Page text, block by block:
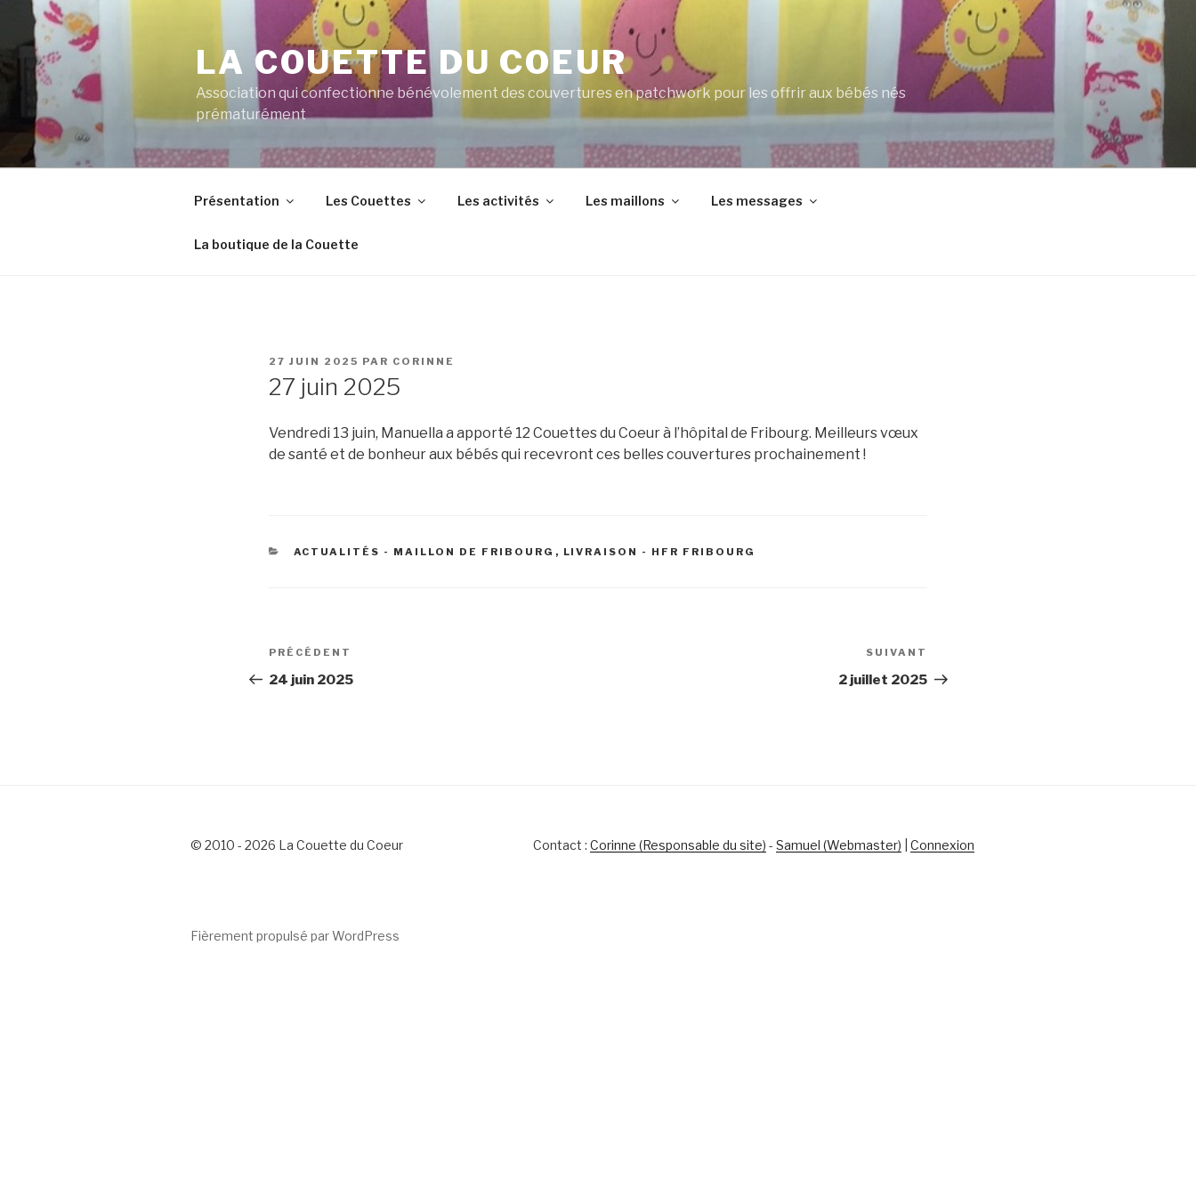
contenu
principal
LA COUETTE DU COEUR
Association qui confectionne bénévolement des couvertures en patchwork pour les offrir aux bébés nés
prématurément
Présentation Les Couettes Les activités Les maillons Les messages
La boutique de la Couette
PUBLIÉ
27 JUIN 2025 PAR CORINNE
27 juin 2025
Vendredi 13 juin, Manuella a apporté 12 Couettes du Coeur à l’hôpital de Fribourg. Meilleurs vœux
de santé et de bonheur aux bébés qui recevront ces belles couvertures prochainement !
CATÉGORIES
ACTUALITÉS - MAILLON DE FRIBOURG , LIVRAISON - HFR FRIBOURG
Navigation
de
Article
précédent
PRÉCÉDENT
24 juin 2025
suivant
SUIVANT
2 juillet 2025
© 2010 - 2026 La Couette du Coeur Contact : Corinne (Responsable du site) - Samuel (Webmaster) Connexion
Fièrement propulsé par WordPress